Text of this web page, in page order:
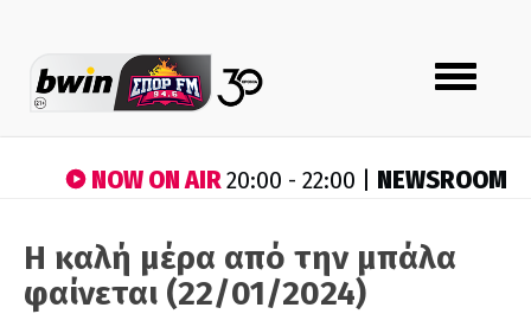
Toggle
navigation
NOW ON AIR20:00 - 22:00 | NEWSROOM
H καλή μέρα από την μπάλα
φαίνεται (22/01/2024)